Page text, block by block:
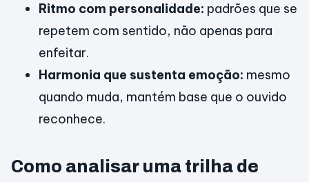
Ritmo com personalidade: padrões que se
repetem com sentido, não apenas para
enfeitar.
Harmonia que sustenta emoção: mesmo
quando muda, mantém base que o ouvido
reconhece.
Como analisar uma trilha de